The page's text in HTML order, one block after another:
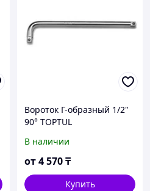
Вороток Г-образный 1/2"
90° TOPTUL
В наличии
от4 570₸
Купить